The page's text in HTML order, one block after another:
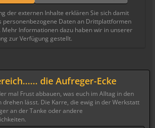
der externen Inhalte erklären Sie sich damit
personenbezogene Daten an Drittplattformen
Informationen dazu haben wir in unserer
zur Verfügung gestellt.
die Aufreger-Ecke
mal Frust abbauen, was euch im Alltag in den
drehen lässt. Die Karre, die ewig in der Werkstatt
an der Tanke oder andere